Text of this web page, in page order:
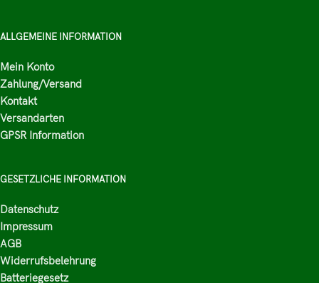
ALLGEMEINE INFORMATION
Mein Konto
Zahlung/Versand
Kontakt
Versandarten
GPSR Information
GESETZLICHE INFORMATION
Datenschutz
Impressum
AGB
Widerrufsbelehrung
Batteriegesetz